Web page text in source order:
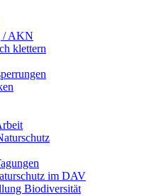
/ AKN
klettern
im DAV
Biodiversität